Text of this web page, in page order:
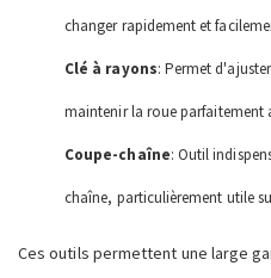
changer rapidement et
Clé à rayons: Permet
maintenir la roue parfaitement
Coupe-chaîne: Outil
chaîne, particulièrement utile
Ces outils permettent une large